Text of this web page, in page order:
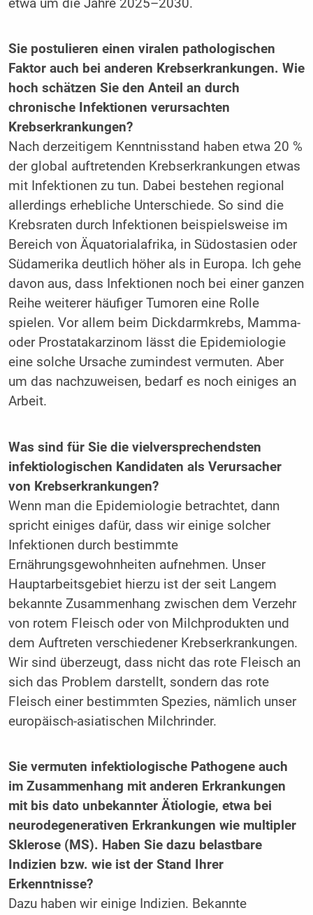
etwa um die Jahre 2025–2030.
Sie postulieren einen viralen pathologischen
Faktor auch bei anderen Krebserkrankungen. Wie
hoch schätzen Sie den Anteil an durch
chronische Infektionen verursachten
Krebserkrankungen?
Nach derzeitigem Kenntnisstand haben etwa 20 %
der global auftretenden Krebserkrankungen etwas
mit Infektionen zu tun. Dabei bestehen regional
allerdings erhebliche Unterschiede. So sind die
Krebsraten durch Infektionen beispielsweise im
Bereich von Äquatorialafrika, in Südostasien oder
Südamerika deutlich höher als in Europa. Ich gehe
davon aus, dass Infektionen noch bei einer ganzen
Reihe weiterer häufiger Tumoren eine Rolle
spielen. Vor allem beim Dickdarmkrebs, Mamma-
oder Prostatakarzinom lässt die Epidemiologie
eine solche Ursache zumindest vermuten. Aber
um das nachzuweisen, bedarf es noch einiges an
Arbeit.
Was sind für Sie die vielversprechendsten
infektiologischen Kandidaten als Verursacher
von Krebserkrankungen?
Wenn man die Epidemiologie betrachtet, dann
spricht einiges dafür, dass wir einige solcher
Infektionen durch bestimmte
Ernährungsgewohnheiten aufnehmen. Unser
Hauptarbeitsgebiet hierzu ist der seit Langem
bekannte Zusammenhang zwischen dem Verzehr
von rotem Fleisch oder von Milchprodukten und
dem Auftreten verschiedener Krebserkrankungen.
Wir sind überzeugt, dass nicht das rote Fleisch an
sich das Problem darstellt, sondern das rote
Fleisch einer bestimmten Spezies, nämlich unser
europäisch-asiatischen Milchrinder.
Sie vermuten infektiologische Pathogene auch
im Zusammenhang mit anderen Erkrankungen
mit bis dato unbekannter Ätiologie, etwa bei
neurodegenerativen Erkrankungen wie multipler
Sklerose (MS). Haben Sie dazu belastbare
Indizien bzw. wie ist der Stand Ihrer
Erkenntnisse?
Dazu haben wir einige Indizien. Bekannte